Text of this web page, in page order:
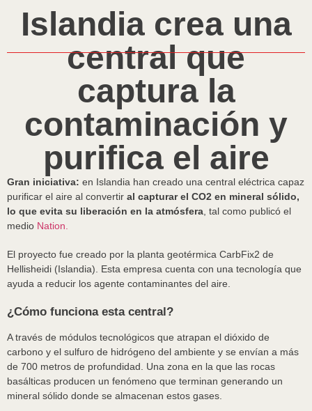
Islandia crea una
central que
captura la
contaminación y
purifica el aire
Gran iniciativa: en Islandia han creado una central eléctrica capaz
purificar el aire al convertir al capturar el CO2 en mineral sólido,
lo que evita su liberación en la atmósfera , tal como publicó el
medio Nation.
El proyecto fue creado por la planta geotérmica CarbFix2 de
Hellisheidi (Islandia). Esta empresa cuenta con una tecnología que
ayuda a reducir los agente contaminantes del aire.
¿Cómo funciona esta central?
A través de módulos tecnológicos que atrapan el dióxido de
carbono y el sulfuro de hidrógeno del ambiente y se envían a más
de 700 metros de profundidad. Una zona en la que las rocas
basálticas producen un fenómeno que terminan generando un
mineral sólido donde se almacenan estos gases.